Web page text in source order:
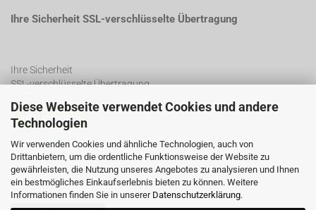
Diese Webseite verwendet Cookies und andere
Technologien
Wir verwenden Cookies und ähnliche Technologien, auch von
Drittanbietern, um die ordentliche Funktionsweise der Website zu
gewährleisten, die Nutzung unseres Angebotes zu analysieren und Ihnen
ein bestmögliches Einkaufserlebnis bieten zu können. Weitere
Informationen finden Sie in unserer Datenschutzerklärung.
Ihre Sicherheit SSL-verschlüsselte Übertragung
Ihre Sicherheit
SSL-verschlüsselte Übertragung
SSL Certificate